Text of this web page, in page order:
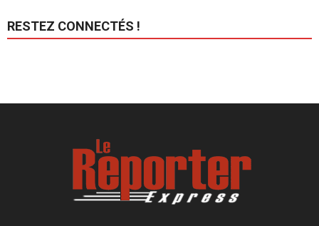
RESTEZ CONNECTÉS !